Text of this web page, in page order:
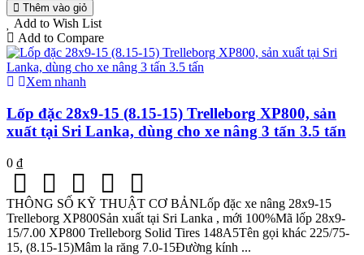
Thêm vào giỏ
Add to Wish List
Add to Compare
Xem nhanh
Lốp đặc 28x9-15 (8.15-15) Trelleborg XP800, sản
xuất tại Sri Lanka, dùng cho xe nâng 3 tấn 3.5 tấn
0 ₫
THÔNG SỐ KỸ THUẬT CƠ BẢNLốp đặc xe nâng 28x9-15
Trelleborg XP800Sản xuất tại Sri Lanka , mới 100%Mã lốp 28x9-
15/7.00 XP800 Trelleborg Solid Tires 148A5Tên gọi khác 225/75-
15, (8.15-15)Mâm la răng 7.0-15Đường kính ...